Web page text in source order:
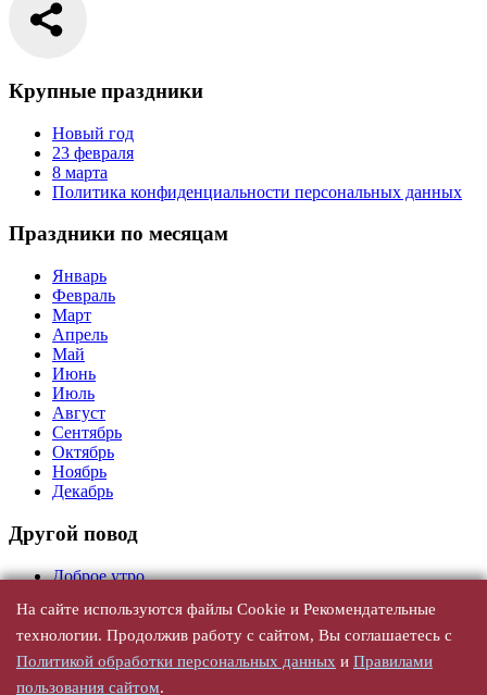
Крупные праздники
Новый год
23 февраля
8 марта
Политика конфиденциальности персональных данных
Праздники по месяцам
Январь
Февраль
Март
Апрель
Май
Июнь
Июль
Август
Сентябрь
Октябрь
Ноябрь
Декабрь
Другой повод
Доброе утро
День Рождения
Универсальные
С юбилеем
На сайте используются файлы Cookie и Рекомендательные
технологии. Продолжив работу с сайтом, Вы соглашаетесь с
Политикой обработки персональных данных и Правилами
пользования сайтом.